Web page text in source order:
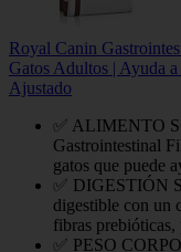
Royal Canin
Gatos Adultos | Ayuda
Ajustado
✅ ALIMENTO
Gastrointestinal
gatos que puede
✅ DIGESTIÓN
digestible con un
fibras
✅ PESO